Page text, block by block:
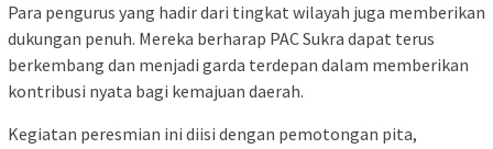
Para pengurus yang hadir dari tingkat wilayah juga memberikan
dukungan penuh. Mereka berharap PAC Sukra dapat terus
berkembang dan menjadi garda terdepan dalam memberikan
kontribusi nyata bagi kemajuan daerah.
Kegiatan peresmian ini diisi dengan pemotongan pita,